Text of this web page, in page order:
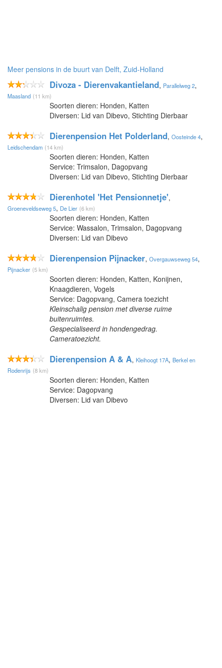
Meer pensions in de buurt van Delft, Zuid-Holland
Divoza - Dierenvakantieland, Parallelweg 2,
Maasland (11 km)
Soorten dieren: Honden, Katten
Diversen: Lid van Dibevo, Stichting Dierbaar
Dierenpension Het Polderland, Oosteinde 4,
Leidschendam (14 km)
Soorten dieren: Honden, Katten
Service: Trimsalon, Dagopvang
Diversen: Lid van Dibevo, Stichting Dierbaar
Dierenhotel 'Het Pensionnetje',
Groeneveldseweg 5, De Lier (6 km)
Soorten dieren: Honden, Katten
Service: Wassalon, Trimsalon, Dagopvang
Diversen: Lid van Dibevo
Dierenpension Pijnacker, Overgauwseweg 54,
Pijnacker (5 km)
Soorten dieren: Honden, Katten, Konijnen,
Knaagdieren, Vogels
Service: Dagopvang, Camera toezicht
Kleinschalig pension met diverse ruime
buitenruimtes.
Gespecialiseerd in hondengedrag.
Cameratoezicht.
Dierenpension A & A, Kleihoogt 17A, Berkel en
Rodenrijs (8 km)
Soorten dieren: Honden, Katten
Service: Dagopvang
Diversen: Lid van Dibevo